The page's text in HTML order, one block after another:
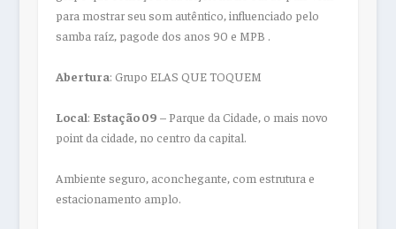
para mostrar seu som autêntico, influenciado pelo
samba raíz, pagode dos anos 90 e MPB .
Abertura: Grupo ELAS QUE TOQUEM
Local: Estação 09 – Parque da Cidade, o mais novo
point da cidade, no centro da capital.
Ambiente seguro, aconchegante, com estrutura e
estacionamento amplo.